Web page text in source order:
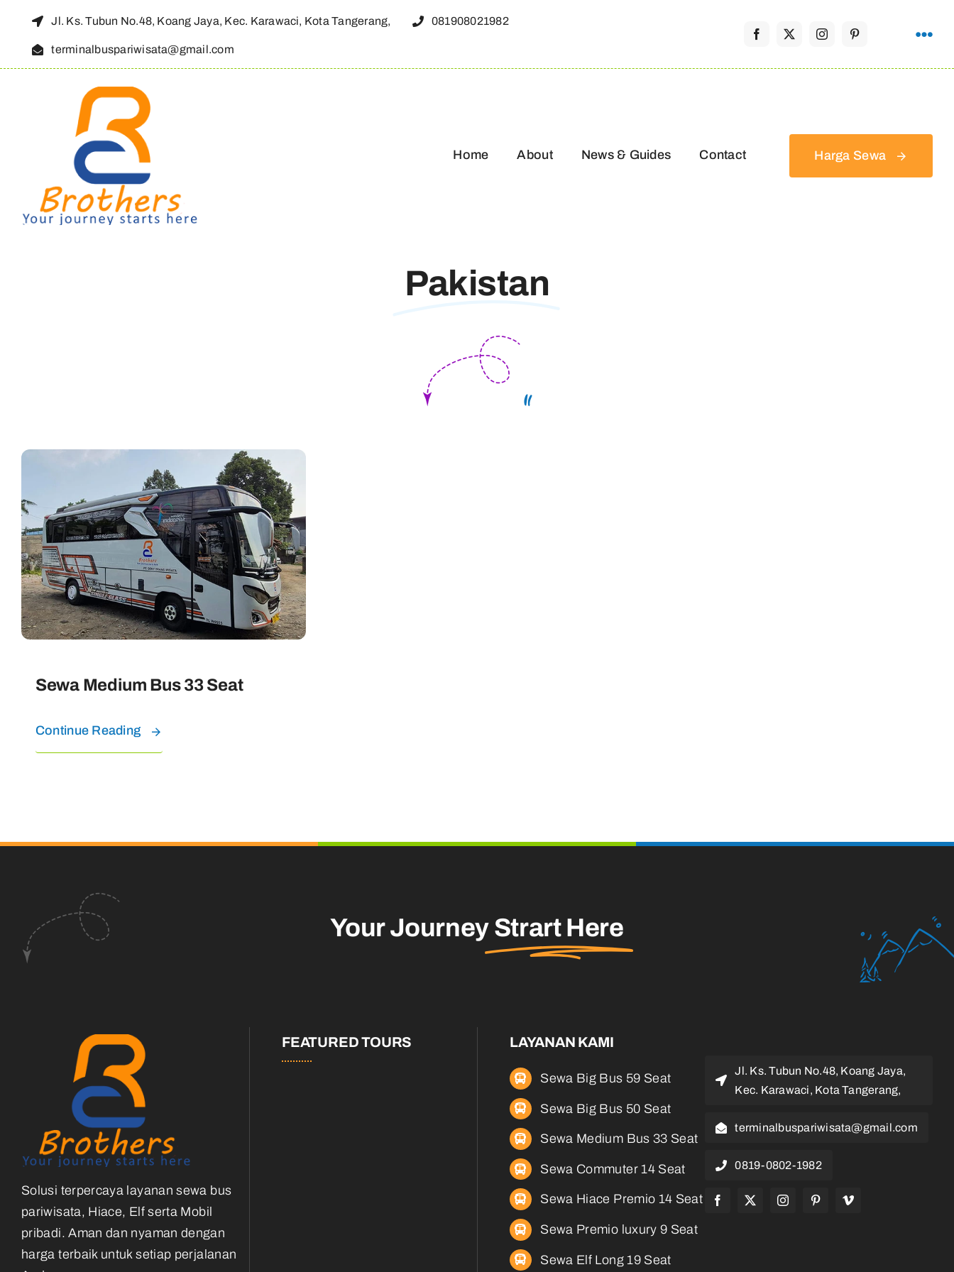
content
Jl. Ks. Tubun No.48, Koang Jaya, Kec. Karawaci, Kota Tangerang, 081908021982
terminalbuspariwisata@gmail.com
Home About News & Guides Contact Harga Sewa
Pakistan
Sewa Medium Bus 33 Seat
Continue Reading
Your Journey Strart Here
Solusi terpercaya layanan sewa bus
pariwisata, Hiace, Elf serta Mobil
pribadi. Aman dan nyaman dengan
harga terbaik untuk setiap perjalanan
FEATURED TOURS LAYANAN KAMI
Sewa Big Bus 59 Seat
Sewa Big Bus 50 Seat
Sewa Medium Bus 33 Seat
Sewa Commuter 14 Seat
Sewa Hiace Premio 14 Seat
Sewa Premio luxury 9 Seat
Sewa Elf Long 19 Seat
Jl. Ks. Tubun No.48, Koang Jaya,
Kec. Karawaci, Kota Tangerang,
terminalbuspariwisata@gmail.com
0819-0802-1982